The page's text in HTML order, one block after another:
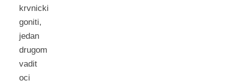
krvnicki
goniti,
jedan
drugom
vadit
oci